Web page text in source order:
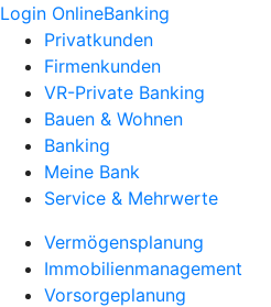
Login OnlineBanking
Privatkunden
Firmenkunden
VR-Private Banking
Bauen & Wohnen
Banking
Meine Bank
Service & Mehrwerte
Vermögensplanung
Immobilienmanagement
Vorsorgeplanung